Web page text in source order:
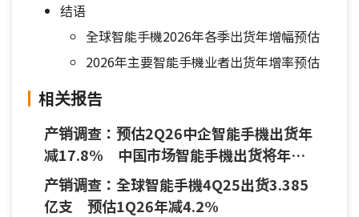
结语
全球智能手機2026年各季出货年增幅预估
2026年主要智能手機业者出货年增率预估
相关报告
产销调查：预估2Q26中企智能手機出货年
减17.8% 中国市场智能手機出货将年减
5.4%
产销调查：全球智能手機4Q25出货3.385
亿支 预估1Q26年减4.2%